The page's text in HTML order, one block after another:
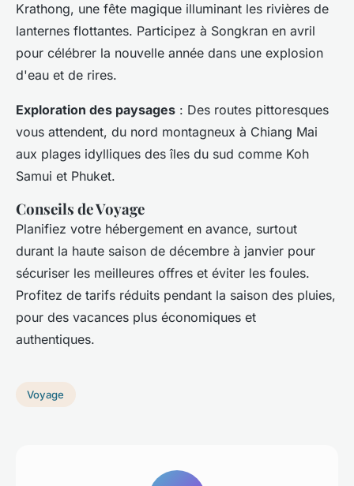
Krathong, une fête magique illuminant les rivières de
lanternes flottantes. Participez à Songkran en avril
pour célébrer la nouvelle année dans une explosion
d'eau et de rires.
Exploration des paysages : Des routes pittoresques
vous attendent, du nord montagneux à Chiang Mai
aux plages idylliques des îles du sud comme Koh
Samui et Phuket.
Conseils de Voyage
Planifiez votre hébergement en avance, surtout
durant la haute saison de décembre à janvier pour
sécuriser les meilleures offres et éviter les foules.
Profitez de tarifs réduits pendant la saison des pluies,
pour des vacances plus économiques et
authentiques.
Voyage